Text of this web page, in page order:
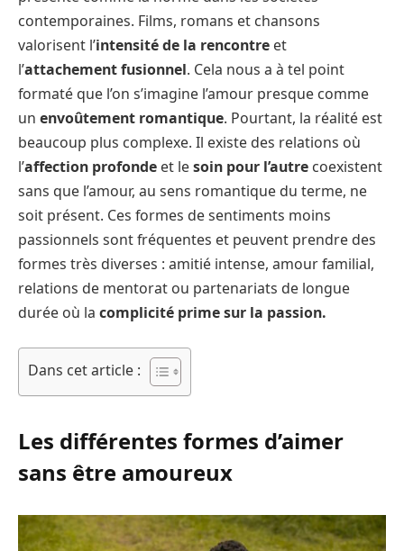
contemporaines. Films, romans et chansons
valorisent l’intensité de la rencontre et
l’attachement fusionnel. Cela nous a à tel point
formaté que l’on s’imagine l’amour presque comme
un envoûtement romantique. Pourtant, la réalité est
beaucoup plus complexe. Il existe des relations où
l’affection profonde et lesoin pour l’autre coexistent
sans que l’amour, au sens romantique du terme, ne
soit présent. Ces formes de sentiments moins
passionnels sont fréquentes et peuvent prendre des
formes très diverses : amitié intense, amour familial,
relations de mentorat ou partenariats de longue
durée où la complicité prime sur la passion.
Dans cet article :
Les différentes formes d’aimer
sans être amoureux